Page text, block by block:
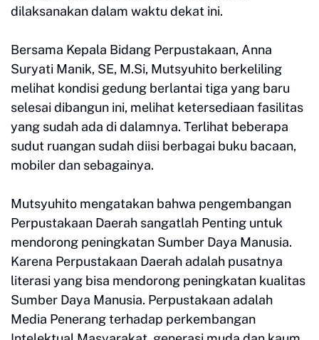
dilaksanakan dalam waktu dekat ini.
Bersama Kepala Bidang Perpustakaan, Anna
Suryati Manik, SE, M.Si, Mutsyuhito berkeliling
melihat kondisi gedung berlantai tiga yang baru
selesai dibangun ini, melihat ketersediaan fasilitas
yang sudah ada di dalamnya. Terlihat beberapa
sudut ruangan sudah diisi berbagai buku bacaan,
mobiler dan sebagainya.
Mutsyuhito mengatakan bahwa pengembangan
Perpustakaan Daerah sangatlah Penting untuk
mendorong peningkatan Sumber Daya Manusia.
Karena Perpustakaan Daerah adalah pusatnya
literasi yang bisa mendorong peningkatan kualitas
Sumber Daya Manusia. Perpustakaan adalah
Media Penerang terhadap perkembangan